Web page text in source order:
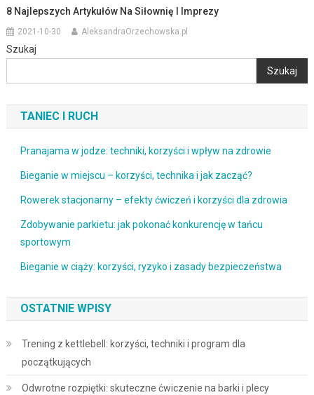
8 Najlepszych Artykułów Na Siłownię I Imprezy
2021-10-30 AleksandraOrzechowska.pl
Szukaj
Szukaj
TANIEC I RUCH
Pranajama w jodze: techniki, korzyści i wpływ na zdrowie
Bieganie w miejscu – korzyści, technika i jak zacząć?
Rowerek stacjonarny – efekty ćwiczeń i korzyści dla zdrowia
Zdobywanie parkietu: jak pokonać konkurencję w tańcu
sportowym
Bieganie w ciąży: korzyści, ryzyko i zasady bezpieczeństwa
OSTATNIE WPISY
Trening z kettlebell: korzyści, techniki i program dla
początkujących
Odwrotne rozpiętki: skuteczne ćwiczenie na barki i plecy